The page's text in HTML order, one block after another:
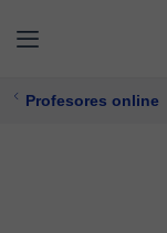
Profesores online